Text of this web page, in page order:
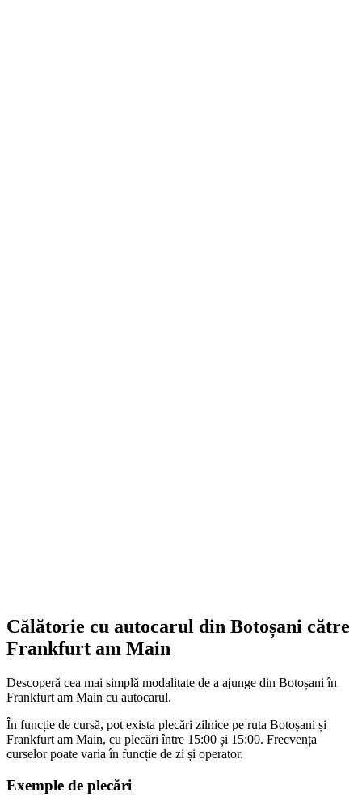
Călătorie cu autocarul din Botoșani către
Frankfurt am Main
Descoperă cea mai simplă modalitate de a ajunge din Botoșani în
Frankfurt am Main cu autocarul.
În funcție de cursă, pot exista plecări zilnice pe ruta Botoșani și
Frankfurt am Main, cu plecări între 15:00 și 15:00. Frecvența
curselor poate varia în funcție de zi și operator.
Exemple de plecări